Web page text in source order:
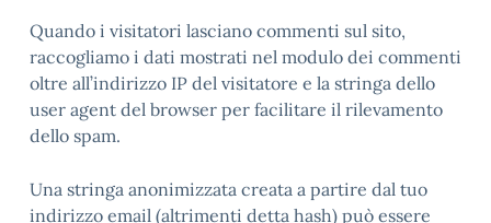
Quando i visitatori lasciano commenti sul sito,
raccogliamo i dati mostrati nel modulo dei commenti
oltre all’indirizzo IP del visitatore e la stringa dello
user agent del browser per facilitare il rilevamento
dello spam.
Una stringa anonimizzata creata a partire dal tuo
indirizzo email (altrimenti detta hash) può essere